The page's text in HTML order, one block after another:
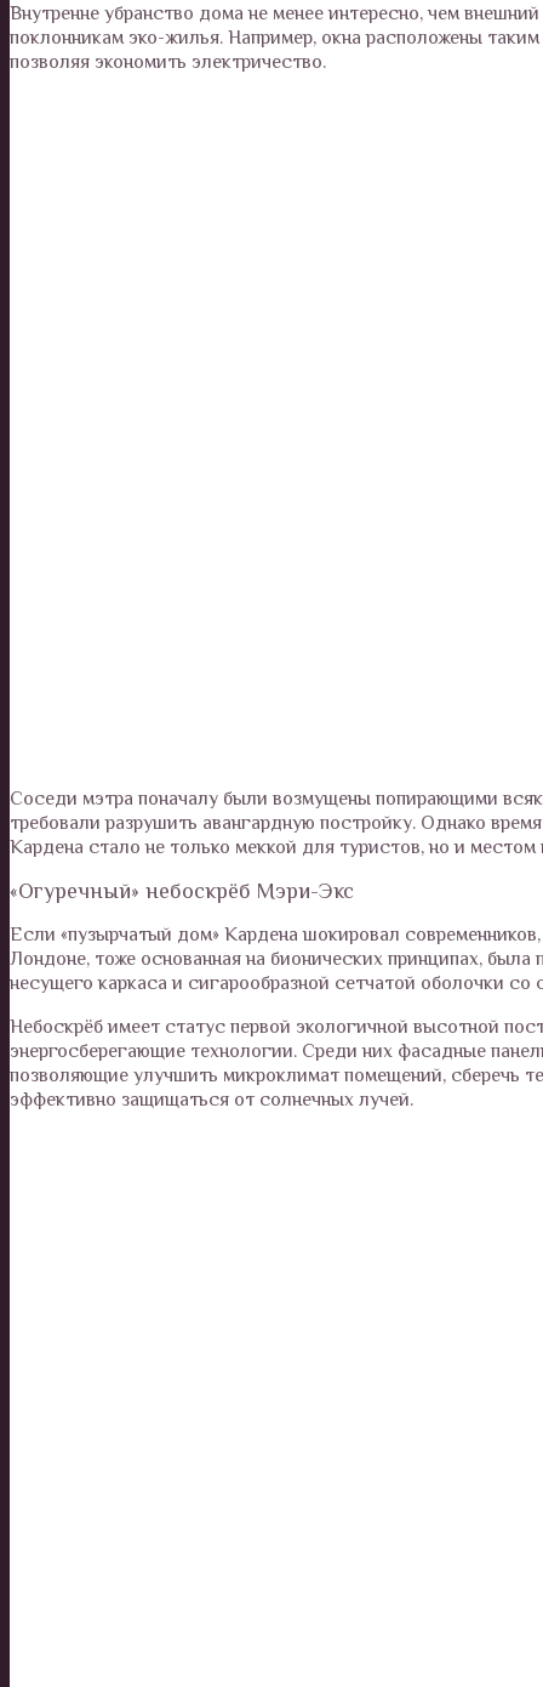
Внутренне убранство дома не менее интересно, чем
поклонникам эко-жилья. Например, окна расположены
позволяя экономить электричество.
Соседи мэтра поначалу были возмущены попирающими
требовали разрушить авангардную постройку. Однако
Кардена стало не только меккой для туристов, но и
«Огуречный» небоскрёб Мэри-Экс
Если «пузырчатый дом» Кардена шокировал
Лондоне, тоже основанная на бионических принципах,
несущего каркаса и сигарообразной сетчатой оболочки
Небоскрёб имеет статус первой экологичной высотной
энергосберегающие технологии. Среди них фасадные
позволяющие улучшить микроклимат помещений, сберечь
эффективно защищаться от солнечных лучей.